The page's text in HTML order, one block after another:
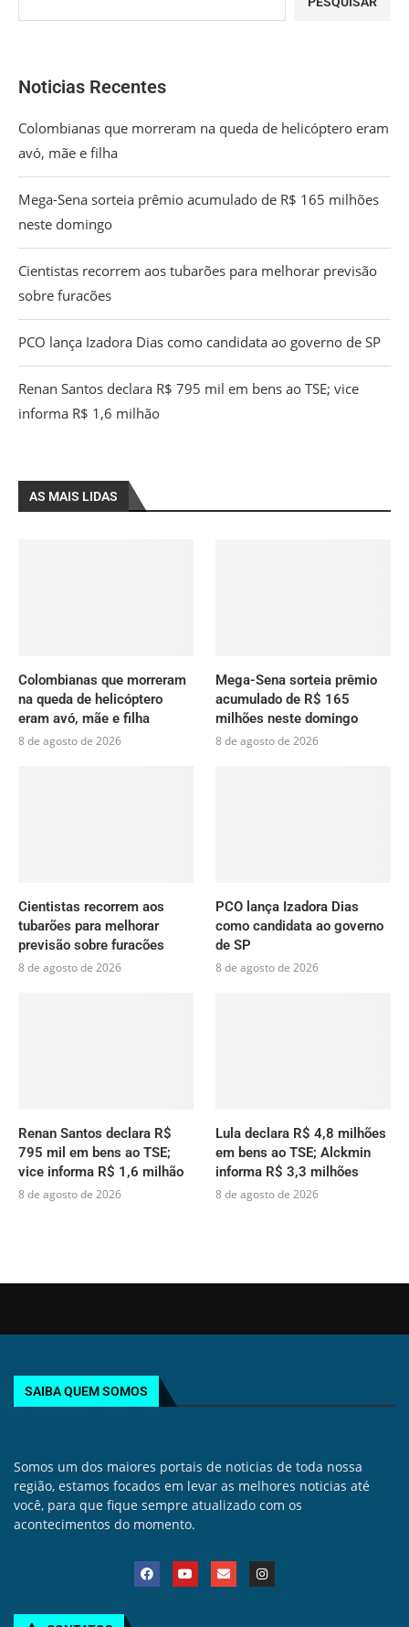
Noticias Recentes
Colombianas que morreram na queda de helicóptero eram
avó, mãe e filha
Mega-Sena sorteia prêmio acumulado de R$ 165 milhões
neste domingo
Cientistas recorrem aos tubarões para melhorar previsão
sobre furacões
PCO lança Izadora Dias como candidata ao governo de SP
Renan Santos declara R$ 795 mil em bens ao TSE; vice
informa R$ 1,6 milhão
AS MAIS LIDAS
Colombianas que morreram
na queda de helicóptero
eram avó, mãe e filha
8 de agosto de 2026
Mega-Sena sorteia prêmio
acumulado de R$ 165
milhões neste domingo
8 de agosto de 2026
Cientistas recorrem aos
tubarões para melhorar
previsão sobre furacões
8 de agosto de 2026
PCO lança Izadora Dias
como candidata ao governo
de SP
8 de agosto de 2026
Renan Santos declara R$
795 mil em bens ao TSE;
vice informa R$ 1,6 milhão
8 de agosto de 2026
Lula declara R$ 4,8 milhões
em bens ao TSE; Alckmin
informa R$ 3,3 milhões
8 de agosto de 2026
SAIBA QUEM SOMOS
Somos um dos maiores portais de noticias de toda nossa
região, estamos focados em levar as melhores noticias até
você, para que fique sempre atualizado com os
acontecimentos do momento.